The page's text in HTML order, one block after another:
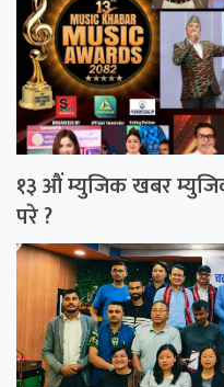
१३ औं म्युजिक खबर
परे ?